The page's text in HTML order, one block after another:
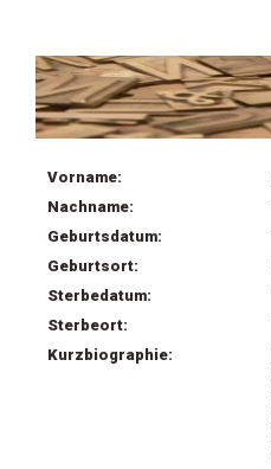
Vorname:
Nachname:
Geburtsdatum:
Geburtsort:
Sterbedatum:
Sterbeort:
Kurzbiographie: